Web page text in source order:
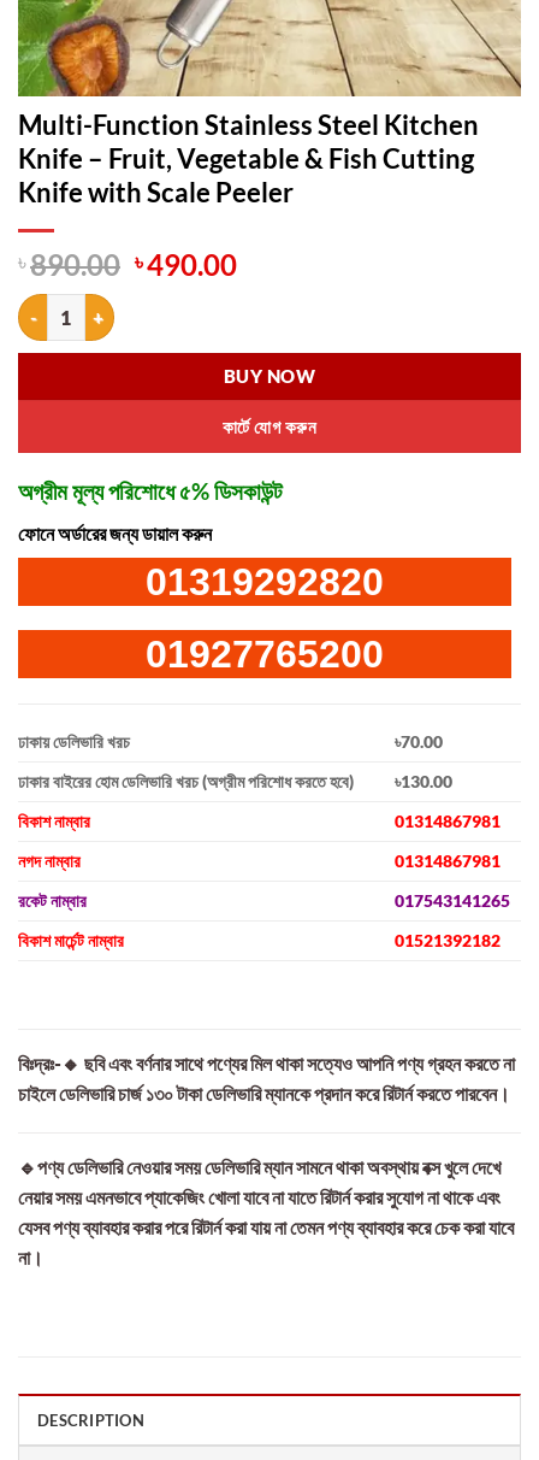
Multi-Function Stainless Steel Kitchen
Knife – Fruit, Vegetable & Fish Cutting
Knife with Scale Peeler
৳890.00 Original
৳ 890.00.
৳490.00Current
৳ 490.00.
Multi-Function Stainless Steel Kitchen Knife – Fruit, Vegetable &
কার্টে যোগ করুন
BUY NOW
অগ্রীম মূল্য পরিশোধে ৫% ডিসকাউন্ট
ফোনে অর্ডারের জন্য ডায়াল করুন
01319292820
01927765200
ঢাকায় ডেলিভারি খরচ
৳70.00
ঢাকার বাইরের হোম ডেলিভারি খরচ (অগ্রীম পরিশোধ করতে হবে)
৳130.00
বিকাশ নাম্বার
01314867981
নগদ নাম্বার
01314867981
রকেট নাম্বার
017543141265
বিকাশ মার্চেন্ট নাম্বার
01521392182
বিঃদ্রঃ-🔸 ছবি এবং বর্ণনার সাথে পণ্যের মিল থাকা সত্যেও আপনি পণ্য গ্রহন করতে না
চাইলে ডেলিভারি চার্জ ১৩০ টাকা ডেলিভারি ম্যানকে প্রদান করে রিটার্ন করতে পারবেন।
🔹পণ্য ডেলিভারি নেওয়ার সময় ডেলিভারি ম্যান সামনে থাকা অবস্থায় বক্স খুলে দেখে
নেয়ার সময় এমনভাবে প্যাকেজিং খোলা যাবে না যাতে রিটার্ন করার সুযোগ না থাকে এবং
যেসব পণ্য ব্যাবহার করার পরে রিটার্ন করা যায় না তেমন পণ্য ব্যাবহার করে চেক করা যাবে
না।
DESCRIPTION